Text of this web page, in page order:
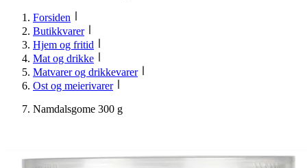
Forsiden
Butikkvarer
Hjem og fritid
Mat og drikke
Matvarer og drikkevarer
Ost og meierivarer
Namdalsgome 300 g